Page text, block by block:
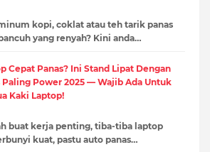
kopi, coklat atau teh tarik panas
yang renyah? Kini anda…
Cepat Panas? Ini Stand Lipat Dengan
Paling Power 2025 — Wajib Ada Untuk
Kaki Laptop!
buat kerja penting, tiba-tiba laptop
kuat, pastu auto panas…